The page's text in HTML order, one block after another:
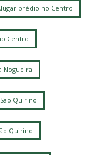
prédio no Centro
Centro
Nogueira
Quirino
Quirino